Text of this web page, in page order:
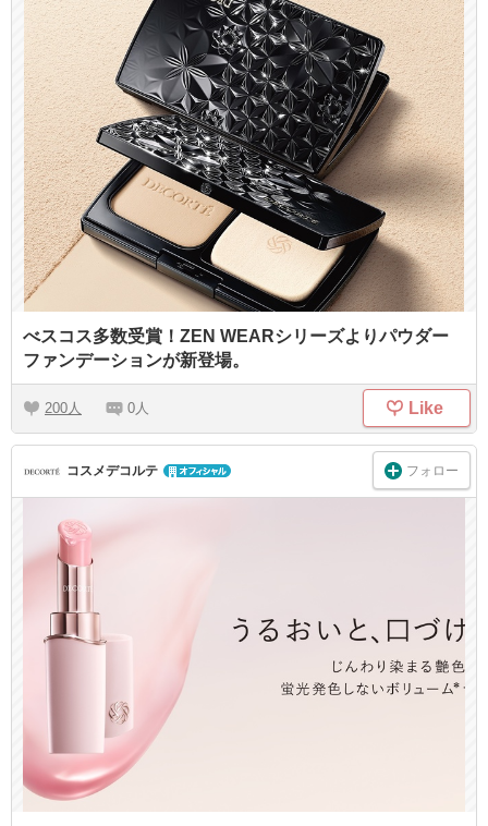
べスコス多数受賞！ZEN WEARシリーズよりパウダー
ファンデーションが新登場。
200 0 Like
コスメデコルテ フォロー